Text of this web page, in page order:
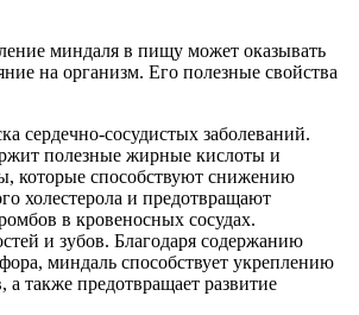
миндаля в пищу может оказывать
на организм. Его полезные свойства
сердечно-сосудистых заболеваний.
полезные жирные кислоты и
которые способствуют снижению
холестерола и предотвращают
в кровеносных сосудах.
и зубов. Благодаря содержанию
миндаль способствует укреплению
а также предотвращает развитие